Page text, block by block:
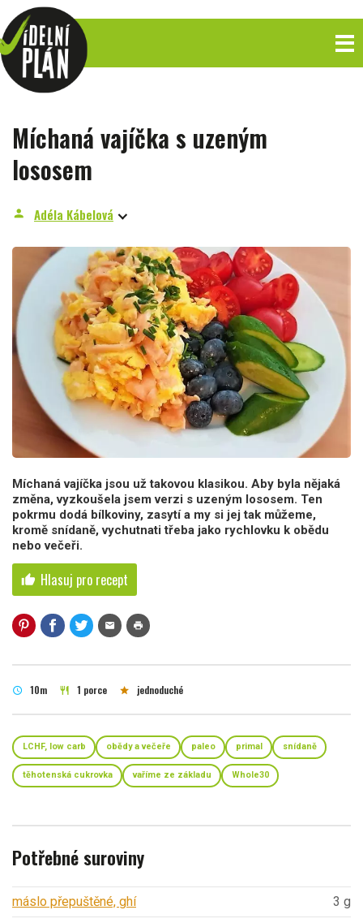
Míchaná vajíčka s uzeným
lososem
person Adéla Kábelová
Míchaná vajíčka jsou už takovou klasikou. Aby byla nějaká
změna, vyzkoušela jsem verzi s uzeným lososem. Ten
pokrmu dodá bílkoviny, zasytí a my si jej tak můžeme,
kromě snídaně, vychutnati třeba jako rychlovku k obědu
nebo večeři.
thumb_up Hlasuj pro recept
mail print
schedule 10m restaurant 1 porce star jednoduché
LCHF, low carb obědy a večeře paleo primal snídaně
těhotenská cukrovka vaříme ze základu Whole30
Potřebné suroviny
máslo přepuštěné, ghí
3 g